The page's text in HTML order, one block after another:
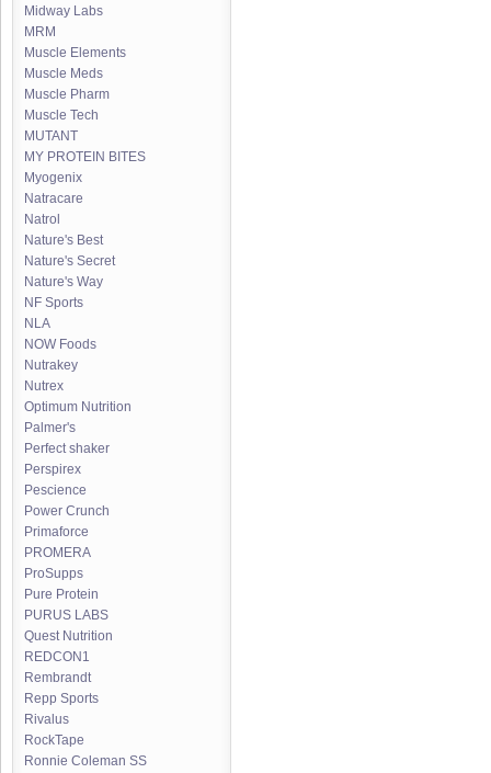
Midway Labs
MRM
Muscle Elements
Muscle Meds
Muscle Pharm
Muscle Tech
MUTANT
MY PROTEIN BITES
Myogenix
Natracare
Natrol
Nature's Best
Nature's Secret
Nature's Way
NF Sports
NLA
NOW Foods
Nutrakey
Nutrex
Optimum Nutrition
Palmer's
Perfect shaker
Perspirex
Pescience
Power Crunch
Primaforce
PROMERA
ProSupps
Pure Protein
PURUS LABS
Quest Nutrition
REDCON1
Rembrandt
Repp Sports
Rivalus
RockTape
Ronnie Coleman SS